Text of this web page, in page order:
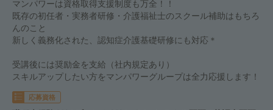
マンパワーは資格取得支援制度も万全！！
既存の初任者・実務者研修・介護福祉士のスクール補助はもちろ
んのこと
新しく義務化された、認知症介護基礎研修にも対応＊
受講後には奨励金を支給（社内規定あり）
スキルアップしたい方をマンパワーグループは全力応援します！
応募資格